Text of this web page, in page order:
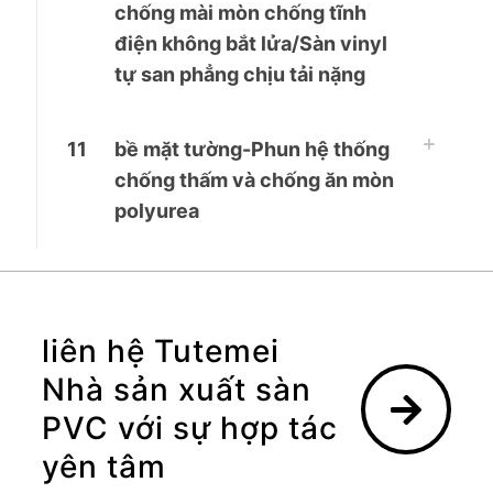
chống mài mòn chống tĩnh
điện không bắt lửa/Sàn vinyl
tự san phẳng chịu tải nặng
11
bề mặt tường-Phun hệ thống
chống thấm và chống ăn mòn
polyurea
liên hệ Tutemei
Nhà sản xuất sàn
PVC với sự hợp tác
yên tâm